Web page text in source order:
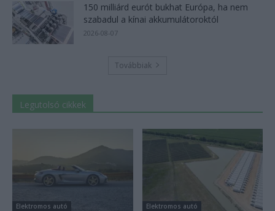
150 milliárd eurót bukhat Európa, ha nem
szabadul a kínai akkumulátoroktól
2026-08-07
Továbbiak
Legutolsó cikkek
Elektromos autó Elektromos autó